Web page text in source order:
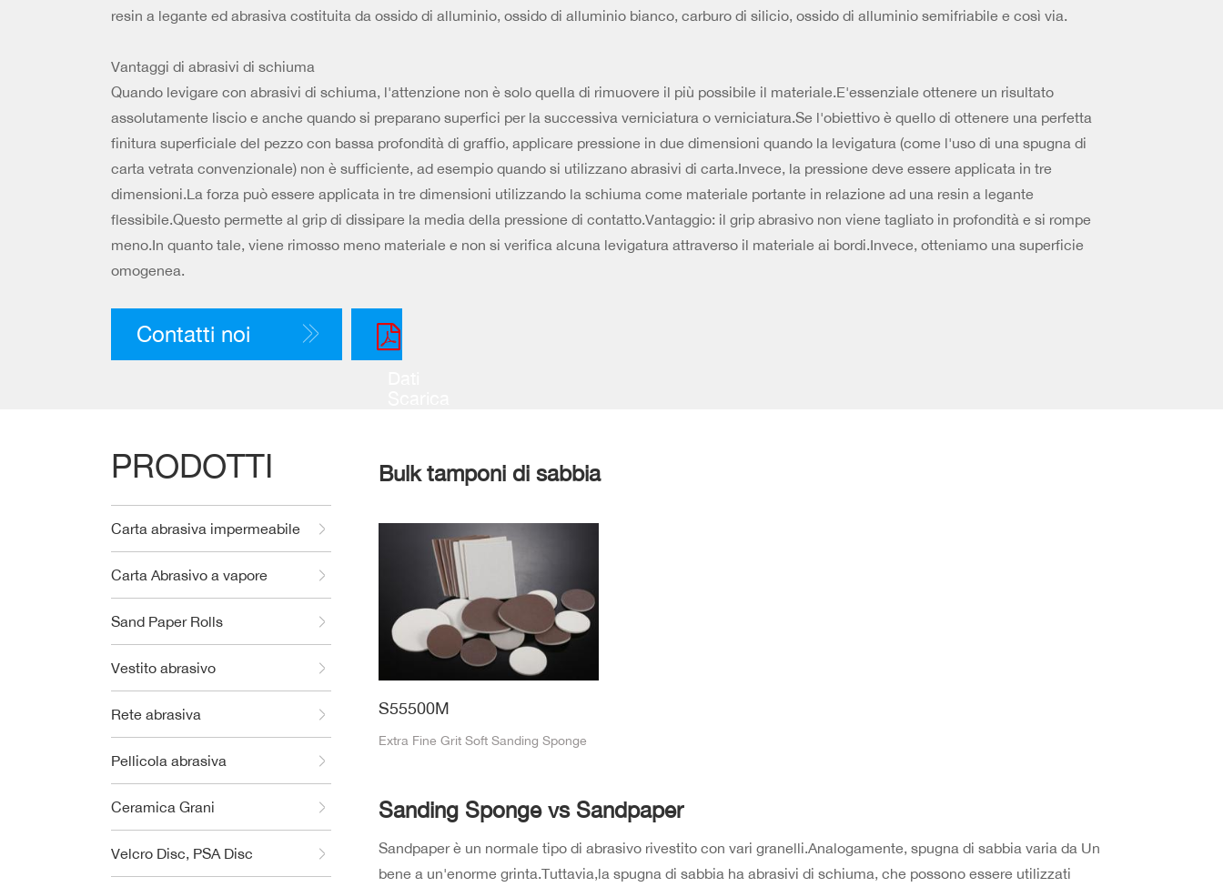
resin a legante ed abrasiva costituita da ossido di alluminio, ossido di alluminio bianco, carburo di silicio, ossido di alluminio semifriabile e così via.
Vantaggi di abrasivi di schiuma
Quando levigare con abrasivi di schiuma, l'attenzione non è solo quella di rimuovere il più possibile il materiale.E'essenziale ottenere un risultato
assolutamente liscio e anche quando si preparano superfici per la successiva verniciatura o verniciatura.Se l'obiettivo è quello di ottenere una perfetta
finitura superficiale del pezzo con bassa profondità di graffio, applicare pressione in due dimensioni quando la levigatura (come l'uso di una spugna di
carta vetrata convenzionale) non è sufficiente, ad esempio quando si utilizzano abrasivi di carta.Invece, la pressione deve essere applicata in tre
dimensioni.La forza può essere applicata in tre dimensioni utilizzando la schiuma come materiale portante in relazione ad una resin a legante
flessibile.Questo permette al grip di dissipare la media della pressione di contatto.Vantaggio: il grip abrasivo non viene tagliato in profondità e si rompe
meno.In quanto tale, viene rimosso meno materiale e non si verifica alcuna levigatura attraverso il materiale ai bordi.Invece, otteniamo una superficie
omogenea.
Contatti noi
PRODOTTI
Carta abrasiva impermeabile
Carta Abrasivo a vapore
Sand Paper Rolls
Vestito abrasivo
Rete abrasiva
Pellicola abrasiva
Ceramica Grani
Velcro Disc, PSA Disc
Bulk tamponi di sabbia
S55500M
Extra Fine Grit Soft Sanding Sponge
Sanding Sponge vs Sandpaper
Sandpaper è un normale tipo di abrasivo rivestito con vari granelli.Analogamente, spugna di sabbia varia da Un
bene a un'enorme grinta.Tuttavia,la spugna di sabbia ha abrasivi di schiuma, che possono essere utilizzati